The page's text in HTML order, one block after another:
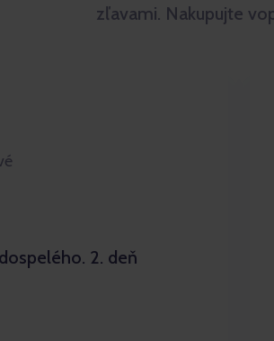
zľavami. Nakupujte
2. deň